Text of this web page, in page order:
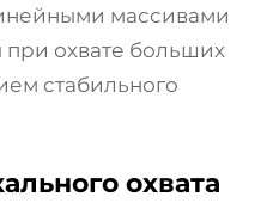
массивами
охвате больших
стабильного
охвата